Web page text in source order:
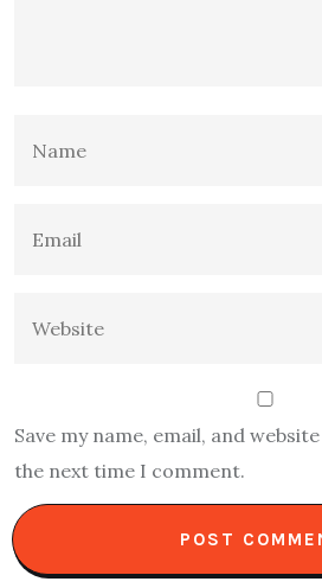
Save my name, email, and
the next time I comment.